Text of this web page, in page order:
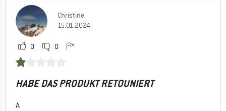
Christine
15.01.2024
0 0
HABE DAS PRODUKT RETOUNIERT
A